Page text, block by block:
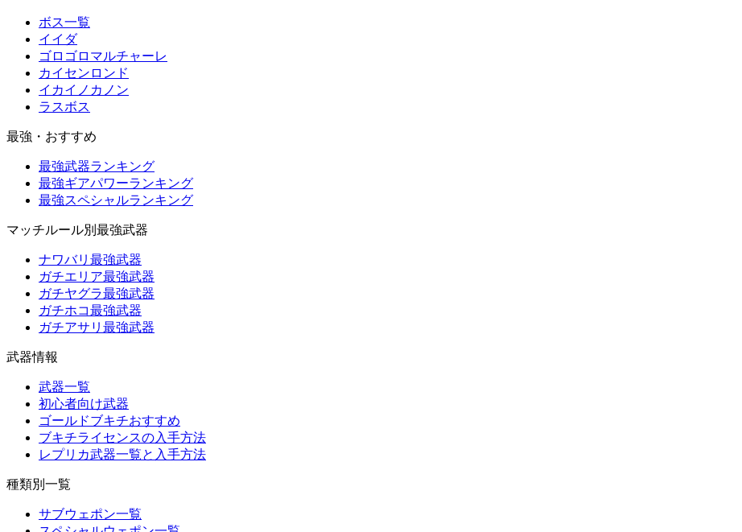
ボス一覧
イイダ
ゴロゴロマルチャーレ
カイセンロンド
イカイノカノン
ラスボス
最強・おすすめ
最強武器ランキング
最強ギアパワーランキング
最強スペシャルランキング
マッチルール別最強武器
ナワバリ最強武器
ガチエリア最強武器
ガチヤグラ最強武器
ガチホコ最強武器
ガチアサリ最強武器
武器情報
武器一覧
初心者向け武器
ゴールドブキチおすすめ
ブキチライセンスの入手方法
レプリカ武器一覧と入手方法
種類別一覧
サブウェポン一覧